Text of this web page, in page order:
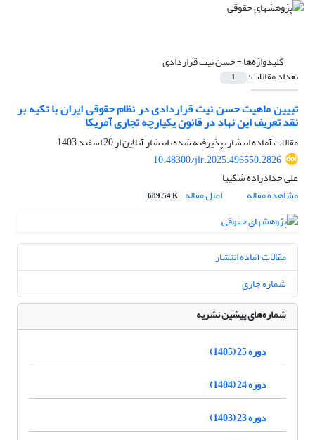
کلیدواژه‌ها =حسن نیت قراردادی
تعداد مقالات: 1
تبیین ماهیت حسن نیت قراردادی در نظام حقوقی ایران با تکیه بر
نقد تعریف این نهاد در قانون یکپارچه تجاری آمریکا
مقالات آماده انتشار، پذیرفته شده، انتشار آنلاین از20 اسفند 1403
10.48300/jlr.2025.496550.2826
علی حدادزاده شکیبا
مشاهده مقاله
اصل مقاله 689.54 K
مقالات آماده انتشار
شماره جاری
شماره‌های پیشین نشریه
دوره 25 (1405)
دوره 24 (1404)
دوره 23 (1403)